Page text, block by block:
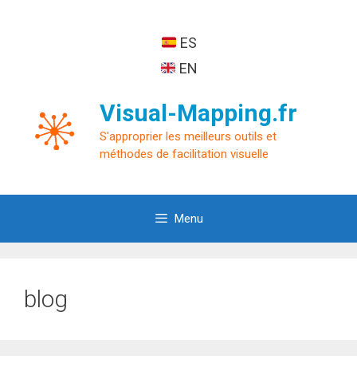
ES
EN
Visual-Mapping.fr
S'approprier les meilleurs outils et
méthodes de facilitation visuelle
Menu
blog